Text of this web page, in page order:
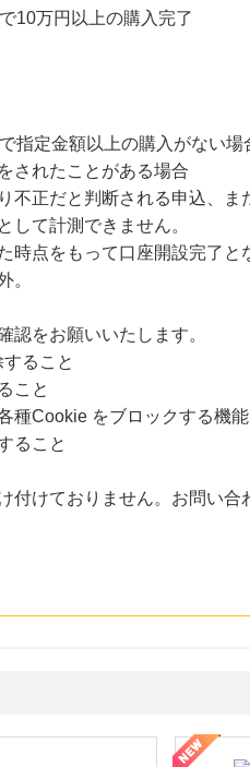
10万円以上の購入完了
指定金額以上の購入がない場
されたことがある場合
不正だと判断される申込、ま
して計測できません。
点をもって口座開設完了と
。
認をお願いいたします。
ること
こと
種Cookie をブロックする機
ること
付けておりません。お問い
買取を実現！ブランド品・貴金属